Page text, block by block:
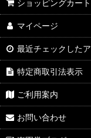
ショッピングカート
マイページ
最近チェックした
特定商取引法表示
ご利用案内
お問い合わせ